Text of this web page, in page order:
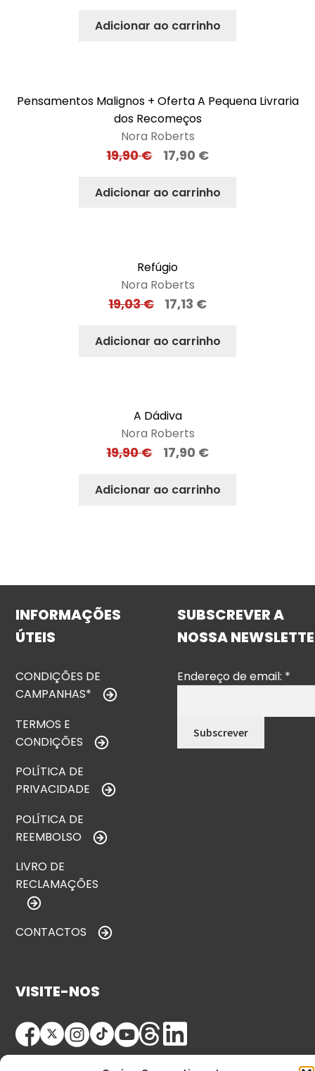
Adicionar ao carrinho
Pensamentos Malignos + Oferta A Pequena Livraria
dos Recomeços
Nora Roberts
19,90€ 17,90 €
Adicionar ao carrinho
Refúgio
Nora Roberts
19,03€ 17,13 €
Adicionar ao carrinho
A Dádiva
Nora Roberts
19,90€ 17,90 €
Adicionar ao carrinho
INFORMAÇÕES
ÚTEIS
CONDIÇÕES DE
CAMPANHAS*
TERMOS E
CONDIÇÕES
POLÍTICA DE
PRIVACIDADE
POLÍTICA DE
REEMBOLSO
LIVRO DE
RECLAMAÇÕES
CONTACTOS
SUBSCREVER A
NOSSA
Endereço de email: *
VISITE-NOS